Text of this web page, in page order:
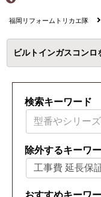
福岡リフォームトリカエ隊
ビルトインガスコンロ
検索キーワード
除外するキーワ
おすすめキーワ